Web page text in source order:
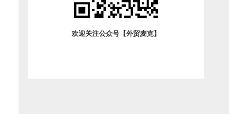
欢迎关注公众号【外贸麦克】